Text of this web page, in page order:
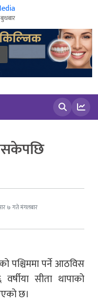
७ गते मंगलबार
पश्चिममा पर्ने आठविस
सीता थापाको
छ।